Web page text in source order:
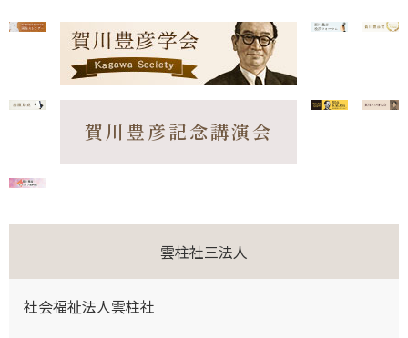
賀川豊彦記念講演会
雲柱社三法人
社会福祉法人雲柱社